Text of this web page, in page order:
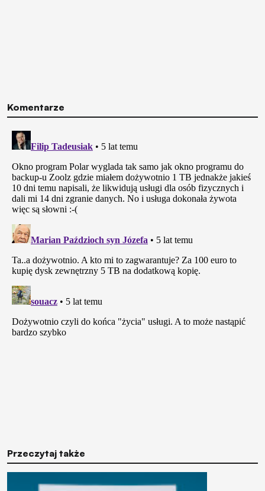
Komentarze
Przeczytaj także